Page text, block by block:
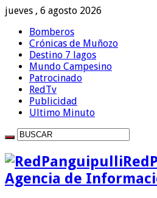
jueves , 6 agosto 2026
Bomberos
Crónicas de Muñozo
Destino 7 lagos
Mundo Campesino
Patrocinado
RedTv
Publicidad
Ultimo Minuto
Agencia de